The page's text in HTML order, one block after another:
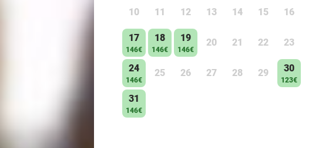
10 11 12 13 14 15 16
17
146€
18
146€
19
146€
20 21 22 23
24
146€
25 26 27 28 29 30
123€
31
146€